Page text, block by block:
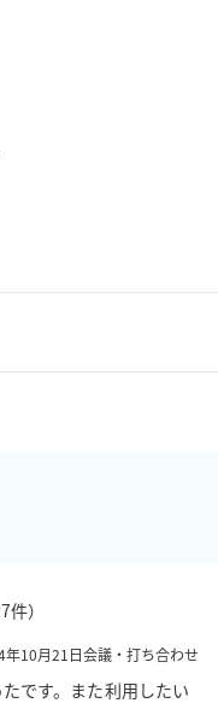
件）
年10月21日会議・打ち合わせ
です。また利用したい